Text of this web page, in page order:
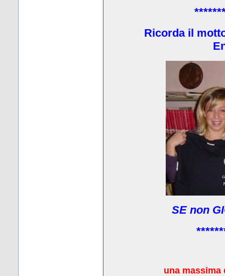
Ricorda il
SE non
una massima